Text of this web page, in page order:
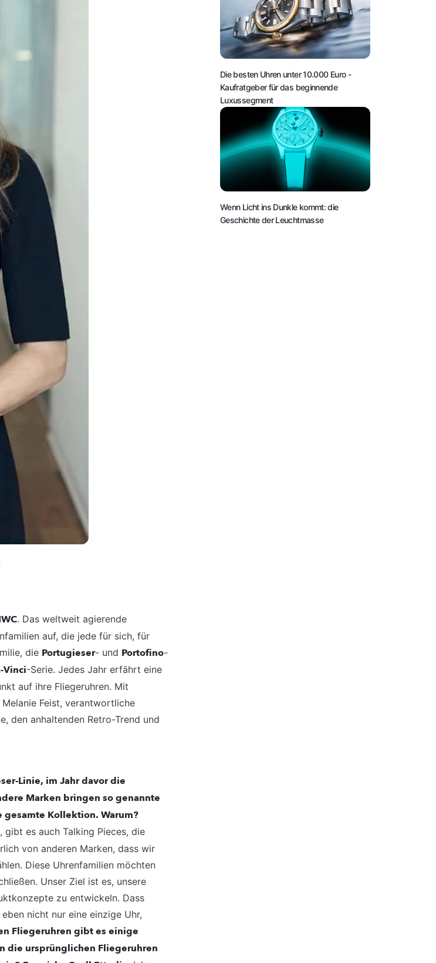
. Das weltweit agierende
auf, die jede für sich, für
die Portugieser- und Portofino-
Vinci-Serie. Jedes Jahr erfährt eine
auf ihre Fliegeruhren. Mit
Feist, verantwortliche
den anhaltenden Retro-Trend und
Linie, im Jahr davor die
Marken bringen so genannte
gesamte Kollektion. Warum?
gibt es auch Talking Pieces, die
von anderen Marken, dass wir
Diese Uhrenfamilien möchten
Unser Ziel ist es, unsere
zu entwickeln. Dass
nicht nur eine einzige Uhr,
Fliegeruhren gibt es einige
die ursprünglichen Fliegeruhren
Die besten Uhren unter 10.000 Euro -
Kaufratgeber für das beginnende
Luxussegment
Wenn Licht ins Dunkle kommt: die
Geschichte der Leuchtmasse